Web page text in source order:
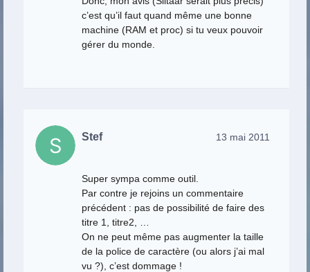
c’est qu’il faut quand même une bonne
machine (RAM et proc) si tu veux pouvoir
gérer du monde.
Stef 13 mai 2011
Super sympa comme outil.
Par contre je rejoins un commentaire
précédent : pas de possibilité de faire des
titre 1, titre2, …
On ne peut même pas augmenter la taille
de la police de caractère (ou alors j’ai mal
vu ?), c’est dommage !